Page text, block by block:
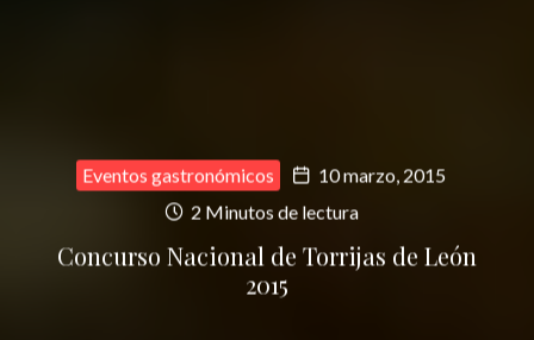
Eventos gastronómicos
10 marzo, 2015
2 Minutos de lectura
Concurso Nacional de Torrijas de León
2015